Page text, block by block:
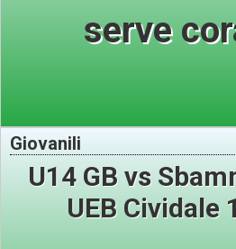
serve
Giovanili
U14 GB vs
UEB Cividale